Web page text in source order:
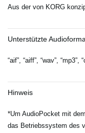
Aus der von KORG
Unterstützte
“aif”, “aiff”, “wav”, “mp3”,
Hinweis
*Um AudioPocket mit
das Betriebssystem des